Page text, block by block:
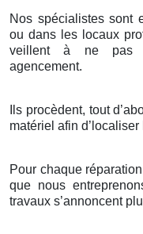
Nos spécialistes sont
ou dans les locaux
veillent à ne pas
agencement.
Ils procèdent, tout
matériel afin
Pour chaque
que nous
travaux s’annoncent